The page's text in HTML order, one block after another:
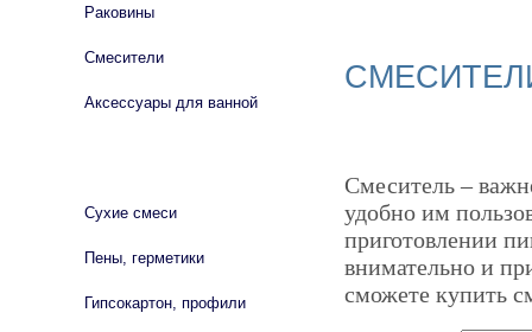
Смеситель –
удобно им
приготовлении
внимательно и
сможете купить
Раковины
Смесители
Аксессуары для ванной
Сухие смеси
Пены, герметики
Гипсокартон, профили